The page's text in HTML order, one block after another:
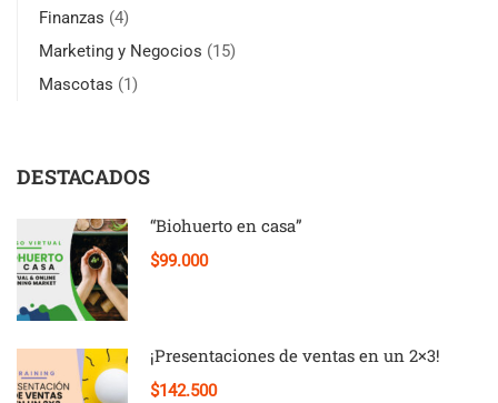
Finanzas (4)
Marketing y Negocios (15)
Mascotas (1)
DESTACADOS
“Biohuerto en casa”
$99.000
¡Presentaciones de ventas en un 2×3!
$142.500